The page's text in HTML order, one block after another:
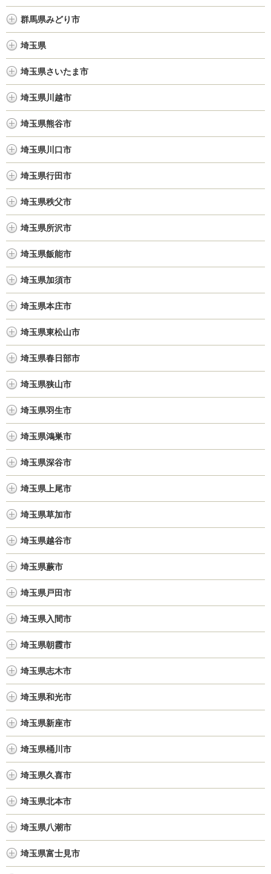
群馬県みどり市
埼玉県
埼玉県さいたま市
埼玉県川越市
埼玉県熊谷市
埼玉県川口市
埼玉県行田市
埼玉県秩父市
埼玉県所沢市
埼玉県飯能市
埼玉県加須市
埼玉県本庄市
埼玉県東松山市
埼玉県春日部市
埼玉県狭山市
埼玉県羽生市
埼玉県鴻巣市
埼玉県深谷市
埼玉県上尾市
埼玉県草加市
埼玉県越谷市
埼玉県蕨市
埼玉県戸田市
埼玉県入間市
埼玉県朝霞市
埼玉県志木市
埼玉県和光市
埼玉県新座市
埼玉県桶川市
埼玉県久喜市
埼玉県北本市
埼玉県八潮市
埼玉県富士見市